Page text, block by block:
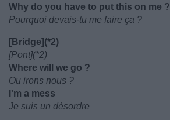
Why do you have to put this on me ?
Pourquoi devais-tu me faire ça ?
[Bridge](*2)
[Pont](*2)
Where will we go ?
Ou irons nous ?
I'm a mess
Je suis un désordre